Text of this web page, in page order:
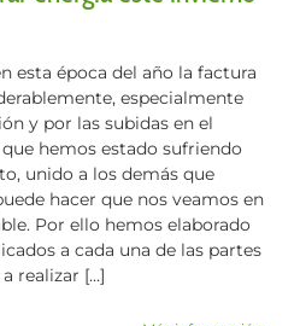
esta época del año la factura
especialmente
y por las subidas en el
hemos estado sufriendo
unido a los demás que
hacer que nos veamos en
Por ello hemos elaborado
a cada una de las partes
realizar [...]